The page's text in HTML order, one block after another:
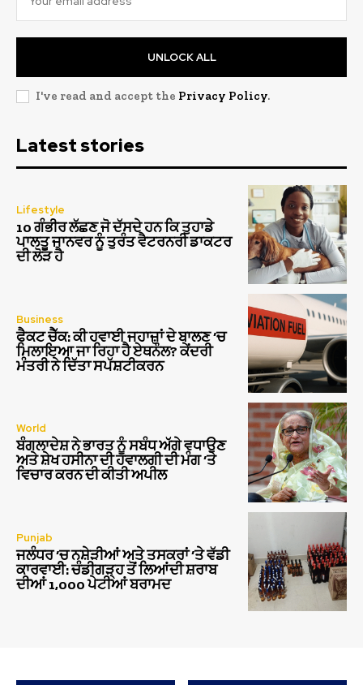
UNLOCK ALL
I've read and accept the Privacy Policy.
Latest stories
Lifestyle
10 ਗੰਭੀਰ ਲੱਛਣ ਜੋ ਦੱਸਦੇ ਹਨ ਕਿ ਤੁਹਾਡੇ
ਪਾਲਤੂ ਜਾਨਵਰ ਨੂੰ ਤੁਰੰਤ ਵੈਟਰਨਰੀ ਡਾਕਟਰ
ਦੀ ਲੋੜ ਹੈ
Business
ਫੈਕਟ ਚੈੱਕ: ਕੀ ਹਵਾਈ ਜਹਾਜ਼ਾਂ ਦੇ ਬਾਲਣ ‘ਚ
ਮਿਲਾਇਆ ਜਾ ਰਿਹਾ ਹੈ ਏਥਨੌਲ? ਕੇਂਦਰੀ
ਮੰਤਰੀ ਨੇ ਦਿੱਤਾ ਸਪੱਸ਼ਟੀਕਰਨ
World
ਬੰਗਲਾਦੇਸ਼ ਨੇ ਭਾਰਤ ਨੂੰ ਸਬੰਧ ਅੱਗੇ ਵਧਾਉਣ
ਅਤੇ ਸ਼ੇਖ ਹਸੀਨਾ ਦੀ ਹਵਾਲਗੀ ਦੀ ਮੰਗ ‘ਤੇ
ਵਿਚਾਰ ਕਰਨ ਦੀ ਕੀਤੀ ਅਪੀਲ
Punjab
ਜਲੰਧਰ ‘ਚ ਨਸ਼ੇੜੀਆਂ ਅਤੇ ਤਸਕਰਾਂ ‘ਤੇ ਵੱਡੀ
ਕਾਰਵਾਈ: ਚੰਡੀਗੜ੍ਹ ਤੋਂ ਲਿਆਂਦੀ ਸ਼ਰਾਬ
ਦੀਆਂ 1,000 ਪੇਟੀਆਂ ਬਰਾਮਦ